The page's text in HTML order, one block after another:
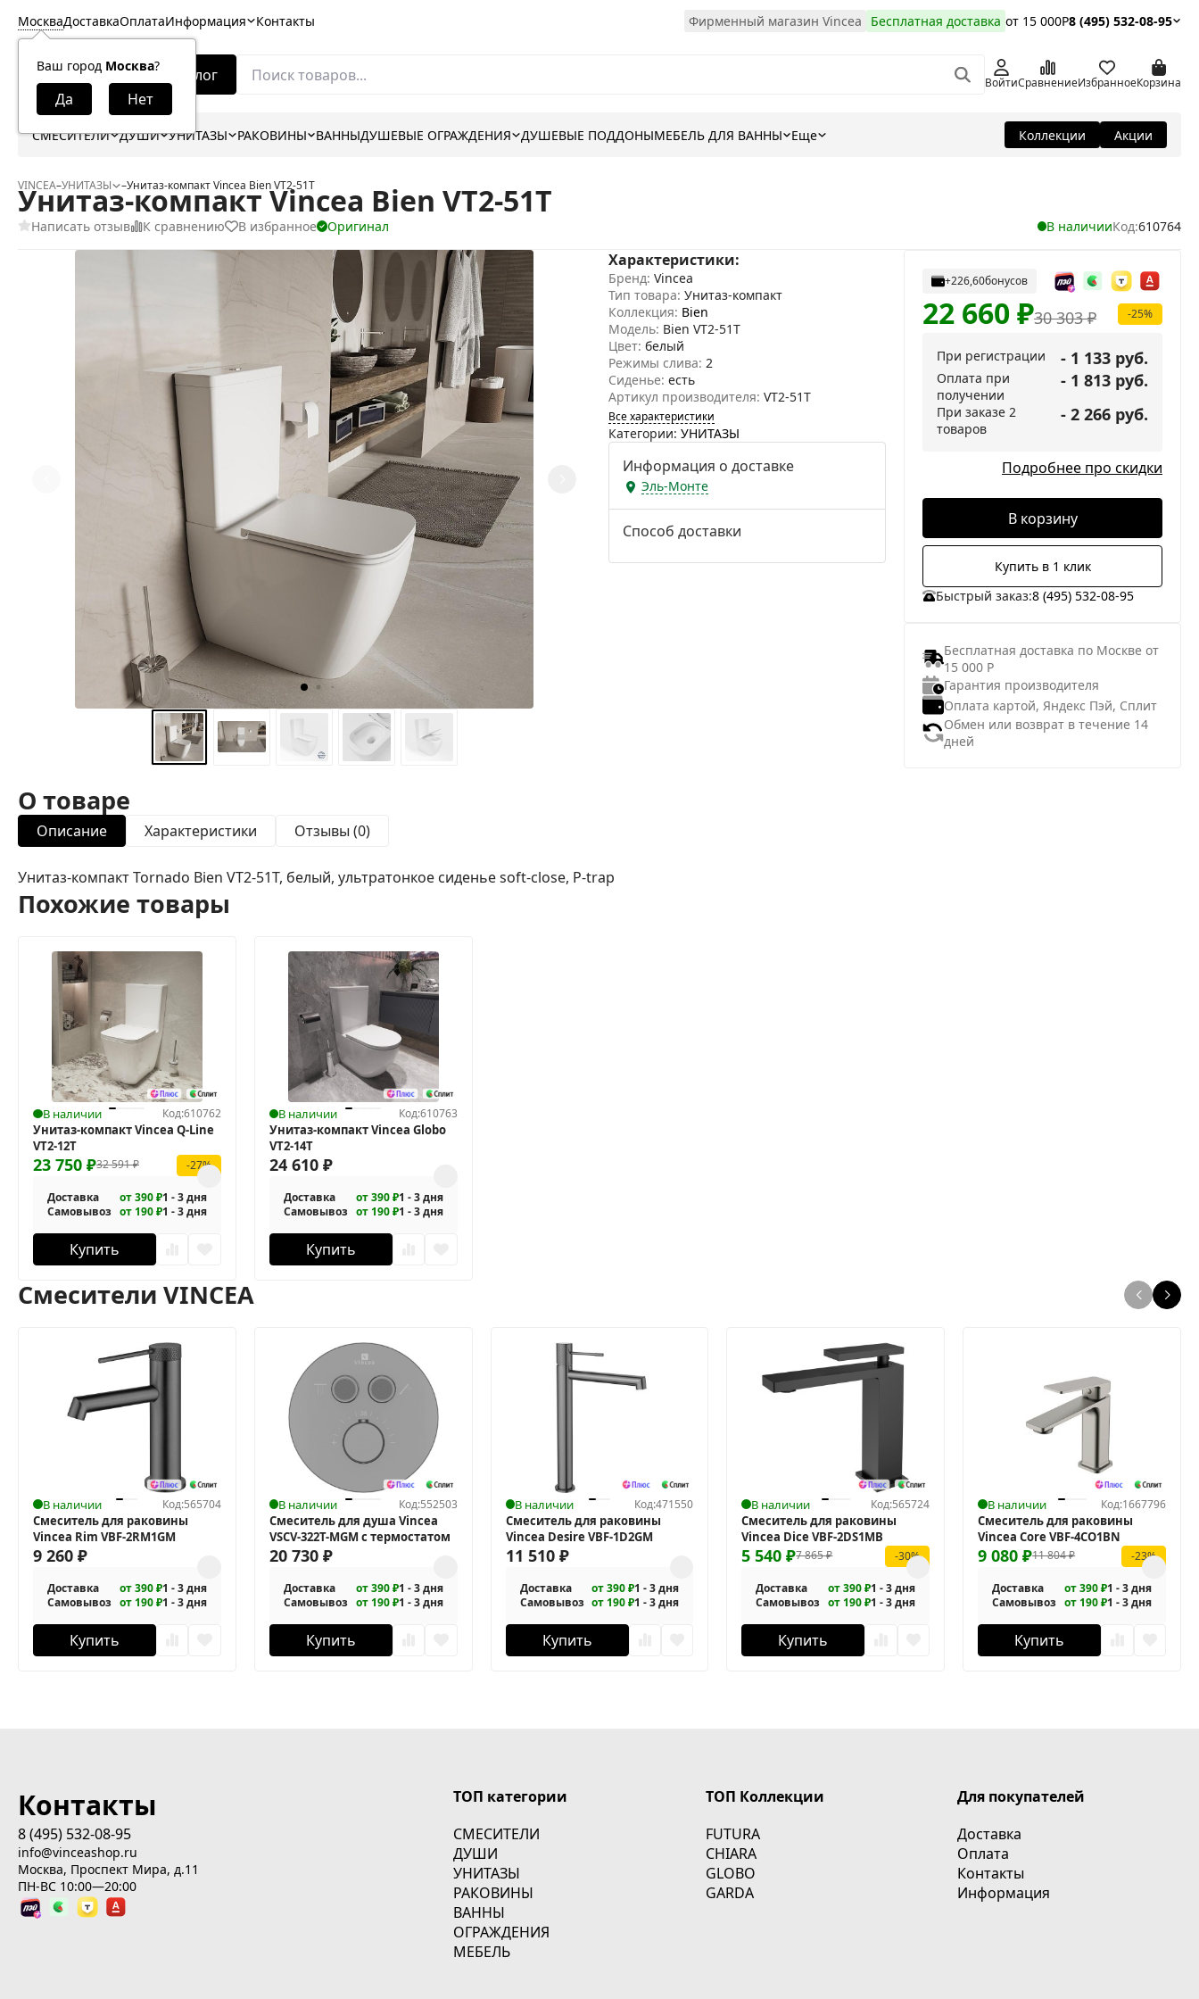
Москва
Ваш город Москва?
ДоставкаОплатаИнформация Контакты Фирменный магазин Vincea Бесплатная доставка от 15 000Р8 (495) 532-08-95
Каталог ВойтиСравнениеИзбранноеКорзина
СМЕСИТЕЛИ ДУШИ УНИТАЗЫ РАКОВИНЫ ВАННЫДУШЕВЫЕ ОГРАЖДЕНИЯ ДУШЕВЫЕ ПОДДОНЫМЕБЕЛЬ ДЛЯ ВАННЫ Еще Коллекции Акции
VINCEA–УНИТАЗЫ –Унитаз-компакт Vincea Bien VT2-51T
Унитаз-компакт Vincea Bien VT2-51T
Написать отзыв К сравнению В избранное Оригинал В наличииКод:610764
Характеристики:
Бренд: Vincea
Тип товара: Унитаз-компакт
Коллекция: Bien
Модель: Bien VT2-51T
Цвет: белый
Режимы слива: 2
Сиденье: есть
Артикул производителя: VT2-51T
Все характеристики
Категории: УНИТАЗЫ
Информация о доставке
Эль-Монте
Способ доставки
+226,60бонусов
30 303₽
22 660₽ -25%
При регистрации - 1 133 руб.
Оплата при
получении
- 1 813 руб.
При заказе 2
товаров
- 2 266 руб.
Подробнее про скидки
В корзину
Купить в 1 клик
Быстрый заказ:8 (495) 532-08-95
Бесплатная доставка по Москве от
15 000 Р
Гарантия производителя
Оплата картой, Яндекс Пэй, Сплит
Обмен или возврат в течение 14
дней
О товаре
Описание Характеристики Отзывы (0)
Унитаз-компакт Tornado Bien VT2-51T, белый, ультратонкое сиденье soft-close, P-trap
Похожие товары
В наличии Код:610762
Унитаз-компакт Vincea Q-Line
VT2-12T
32 591₽
23 750 ₽ -27%
Доставка от 390 ₽1 - 3 дня
Самовывоз от 190 ₽1 - 3 дня
Купить
В наличии Код:610763
Унитаз-компакт Vincea Globo
VT2-14T
24 610 ₽
Доставка от 390 ₽1 - 3 дня
Самовывоз от 190 ₽1 - 3 дня
Купить
Смесители VINCEA
В наличии Код:565704
Смеситель для раковины
Vincea Rim VBF-2RM1GM
9 260 ₽
Доставка от 390 ₽1 - 3 дня
Самовывоз от 190 ₽1 - 3 дня
Купить
В наличии Код:552503
Смеситель для душа Vincea
VSCV-322T-MGM с термостатом
20 730 ₽
Доставка от 390 ₽1 - 3 дня
Самовывоз от 190 ₽1 - 3 дня
Купить
В наличии Код:471550
Смеситель для раковины
Vincea Desire VBF-1D2GM
11 510 ₽
Доставка от 390 ₽1 - 3 дня
Самовывоз от 190 ₽1 - 3 дня
Купить
В наличии Код:565724
Смеситель для раковины
Vincea Dice VBF-2DS1MB
7 865₽
5 540₽ -30%
Доставка от 390 ₽1 - 3 дня
Самовывоз от 190 ₽1 - 3 дня
Купить
В наличии Код:1667796
Смеситель для раковины
Vincea Core VBF-4CO1BN
11 804₽
9 080₽ -23%
Доставка от 390 ₽1 - 3 дня
Самовывоз от 190 ₽1 - 3 дня
Купить
Контакты
8 (495) 532-08-95
info@vinceashop.ru
Москва, Проспект Мира, д.11
ПН-ВС 10:00—20:00
ТОП категории
СМЕСИТЕЛИ
ДУШИ
УНИТАЗЫ
РАКОВИНЫ
ВАННЫ
ОГРАЖДЕНИЯ
МЕБЕЛЬ
ТОП Коллекции
FUTURA
CHIARA
GLOBO
GARDA
Для покупателей
Доставка
Оплата
Контакты
Информация